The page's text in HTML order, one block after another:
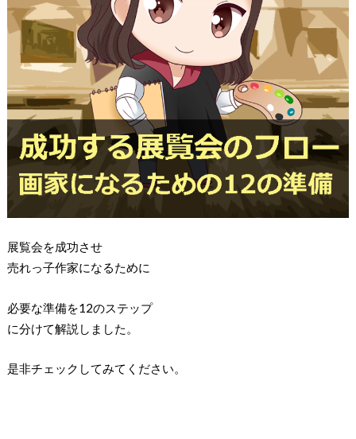
展覧会を成功させ
売れっ子作家になるために
必要な準備を12のステップ
に分けて解説しました。
是非チェックしてみてください。